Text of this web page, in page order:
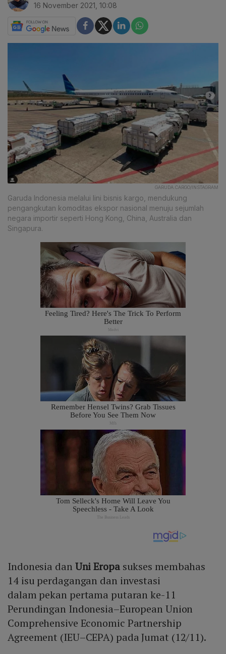
16 November 2021, 10:08
GARUDA.CARGO/INSTAGRAM
Garuda Indonesia melalui lini bisnis kargo, mendukung
pengangkutan komoditas ekspor nasional menuju sejumlah
negara importir seperti Hong Kong, China, Australia dan
Singapura.
Indonesia dan Uni Eropasukses membahas
14 isu perdagangan dan investasi
dalam pekan pertama putaran ke-11
Perundingan Indonesia–European Union
Comprehensive Economic Partnership
Agreement (IEU–CEPA) pada Jumat (12/11).